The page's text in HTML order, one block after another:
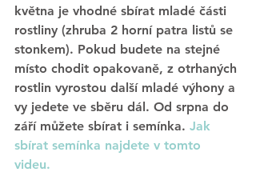
května je vhodné sbírat mladé části
rostliny (zhruba 2 horní patra listů se
stonkem). Pokud budete na stejné
místo chodit opakovaně, z otrhaných
rostlin vyrostou další mladé výhony a
vy jedete ve sběru dál. Od srpna do
září můžete sbírat i semínka. Jak
sbírat semínka najdete v tomto
videu.